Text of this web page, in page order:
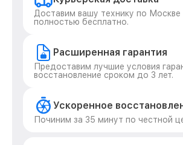
Доставим вашу технику по Москве
полностью бесплатно.
Расширенная гарантия
Предоставим лучшие условия
восстановление сроком до 3 лет.
Ускоренное
Починим за 35 минут по честной